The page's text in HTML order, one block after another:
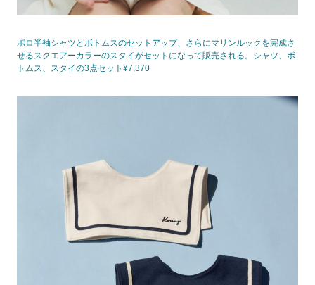
ポロ半袖シャツとボトムスのセットアップ、さらにマリンルックを完成さ
せるスクエアーカラーのスタイがセットになって販売される。シャツ、ボ
トムス、スタイの3点セット¥7,370